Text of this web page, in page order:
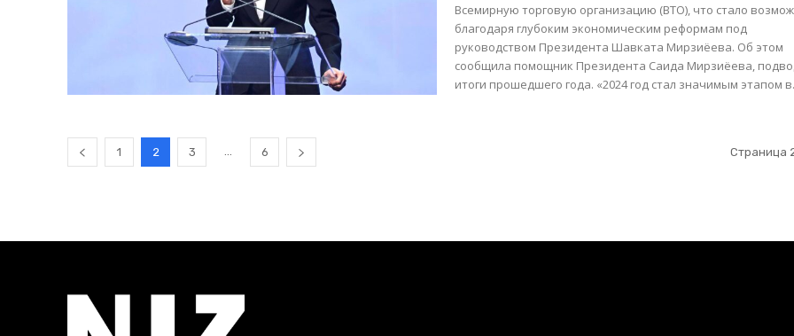
Всемирную торговую организацию (ВТО), что стало
благодаря глубоким экономическим реформам под
руководством Президента Шавката Мирзиёева. Об этом
сообщила помощник Президента Саида Мирзиёева,
итоги прошедшего года. «2024 год стал значимым этапом
1 2 3 ... 6 Страница